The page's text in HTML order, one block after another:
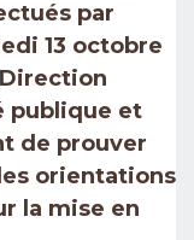
par
13 octobre
publique et
de prouver
orientations
la mise en